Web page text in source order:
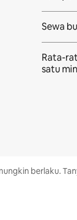
Sewa
Rata-
satu
berlaku.